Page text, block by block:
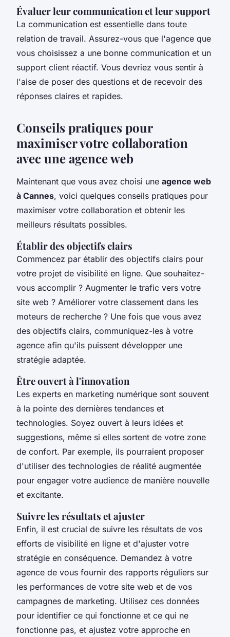
Évaluer leur communication et leur support
La communication est essentielle dans toute
relation de travail. Assurez-vous que l'agence que
vous choisissez a une bonne communication et un
support client réactif. Vous devriez vous sentir à
l'aise de poser des questions et de recevoir des
réponses claires et rapides.
Conseils pratiques pour
maximiser votre collaboration
avec une agence web
Maintenant que vous avez choisi une agence web
à Cannes, voici quelques conseils pratiques pour
maximiser votre collaboration et obtenir les
meilleurs résultats possibles.
Établir des objectifs clairs
Commencez par établir des objectifs clairs pour
votre projet de visibilité en ligne. Que souhaitez-
vous accomplir ? Augmenter le trafic vers votre
site web ? Améliorer votre classement dans les
moteurs de recherche ? Une fois que vous avez
des objectifs clairs, communiquez-les à votre
agence afin qu'ils puissent développer une
stratégie adaptée.
Être ouvert à l'innovation
Les experts en marketing numérique sont souvent
à la pointe des dernières tendances et
technologies. Soyez ouvert à leurs idées et
suggestions, même si elles sortent de votre zone
de confort. Par exemple, ils pourraient proposer
d'utiliser des technologies de réalité augmentée
pour engager votre audience de manière nouvelle
et excitante.
Suivre les résultats et ajuster
Enfin, il est crucial de suivre les résultats de vos
efforts de visibilité en ligne et d'ajuster votre
stratégie en conséquence. Demandez à votre
agence de vous fournir des rapports réguliers sur
les performances de votre site web et de vos
campagnes de marketing. Utilisez ces données
pour identifier ce qui fonctionne et ce qui ne
fonctionne pas, et ajustez votre approche en